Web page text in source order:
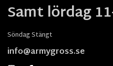
Samt lördag
Söndag Stängt
info@armygross.se